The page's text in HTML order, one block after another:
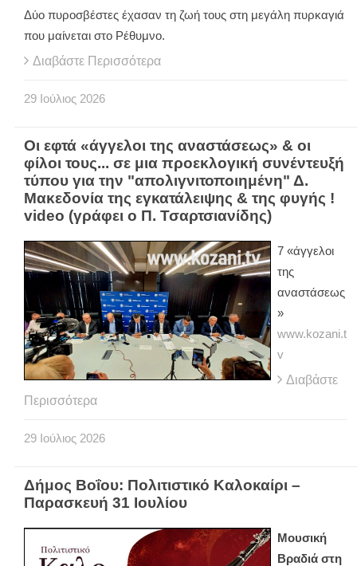
Δύο πυροσβέστες έχασαν τη ζωή τους στη μεγάλη πυρκαγιά
που μαίνεται στο Ρέθυμνο.
Διαβάστε Περισσότερα
29 Ιούλιος 2026
Οι εφτά «άγγελοι της αναστάσεως» & οι
φίλοι τους... σε μια προεκλογική συνέντευξή
τύπου για την "απολιγνιτοποιημένη" Δ.
Μακεδονία της εγκατάλειψης & της φυγής !
video (γράφει ο Π. Τσαρτσιανίδης)
7 «άγγελοι
της
αναστάσεως
»
www.kozani.t
v
Διαβάστε
Περισσότερα
29 Ιούλιος 2026
Δήμος Βοΐου: Πολιτιστικό Καλοκαίρι –
Παρασκευή 31 Ιουλίου
Μουσική
Βραδιά στη